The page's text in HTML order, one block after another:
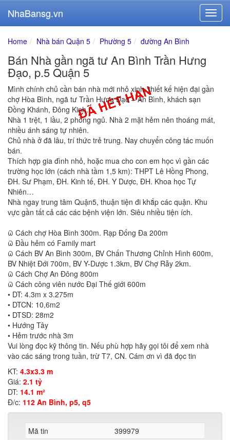
NhaBansg.vn
Home Nhà bán Quận 5 Phường 5 đường An Bình
Bán Nhà gần ngã tư An Bình Trần Hưng
Đạo, p.5 Quận 5
Mình chính chủ cần bán nhà mới nhỏ xinh, thiết kế hiện đại gần
chợ Hòa Bình, ngã tư Trần Hưng Đạo – An Bình, khách sạn
Đồng Khánh, Đông Kinh.
Nhà 1 trệt, 1 lầu, 2 phòng ngủ. Nhà 2 mặt hẻm nên thoáng mát,
nhiều ánh sáng tự nhiên.
Chủ nhà ở đã lâu, trí thức trẻ trung. Nay chuyển công tác muốn
bán.
Thích hợp gia đình nhỏ, hoặc mua cho con em học vì gần các
trường học lớn (cách nhà tầm 1,5 km): THPT Lê Hồng Phong,
ĐH. Sư Phạm, ĐH. Kinh tế, ĐH. Y Dược, ĐH. Khoa học Tự
Nhiên…
Nhà ngay trung tâm Quận5, thuận tiện đi khắp các quận. Khu
vực gần tất cả các các bệnh viện lớn. Siêu nhiều tiện ích.
ϖ Cách chợ Hòa Bình 300m. Rạp Đống Đa 200m
ϖ Đầu hẻm có Family mart
ϖ Cách BV An Bình 300m, BV Chấn Thương Chỉnh Hình 600m,
BV Nhiệt Đới 700m, BV Y-Dược 1.3km, BV Chợ Rẫy 2km.
ϖ Cách Chợ An Đông 800m
ϖ Cách công viên nước Đại Thế giới 600m
• DT: 4.3m x 3.275m
• DTCN: 10,6m2
• DTSD: 28m2
• Hướng Tây
• Hẻm trước nhà 3m
Vui lòng đọc kỹ thông tin. Nếu phù hợp hãy gọi tôi để xem nhà
vào các sáng trong tuần, trừ T7, CN. Cám ơn vì đã đọc tin
KT: 4.3x3.3 m
Giá: 2.1 tỷ
DT: 14.1 m²
Đ/c: 112 An Bình, p5, q5
Mã tin
399979